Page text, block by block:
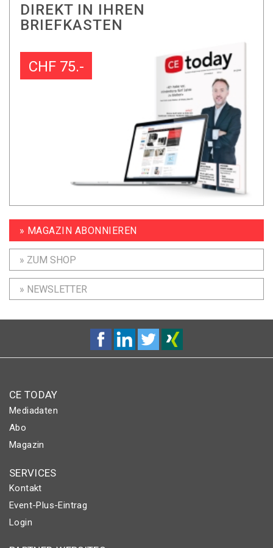
DIREKT IN IHREN
BRIEFKASTEN
CHF 75.-
» MAGAZIN ABONNIEREN
» ZUM SHOP
» NEWSLETTER
CE TODAY
Mediadaten
Abo
Magazin
SERVICES
Kontakt
Event-Plus-Eintrag
Login